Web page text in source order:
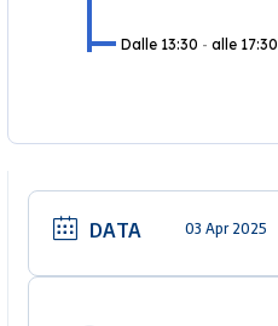
Dalle 13:30 - alle 17:30
DATA 03 Apr 2025